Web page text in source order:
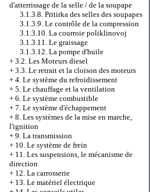
d'atterrissage de la selle / de la soupape
3.1.3.8. Pritirka des selles des soupapes
3.1.3.9. Le contrôle de la compression
3.1.3.10. La courroie poliklinovoj
3.1.3.11. Le graissage
3.1.3.12. La pompe d'huile
+ 3.2. Les Moteurs diesel
+ 3.3. Le retrait et la cloison des moteurs
+ 4. Le système du refroidissement
+ 5. Le chauffage et la ventilation
+ 6. Le système combustible
+ 7. Le système d'échappement
+ 8. Les systèmes de la mise en marche,
l'ignition
+ 9. La transmission
+ 10. Le système de frein
+ 11. Les suspensions, le mécanisme de
direction
+ 12. La carrosserie
+ 13. Le matériel électrique